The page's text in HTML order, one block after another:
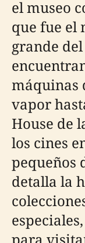
el museo
que fue el
grande
máquinas
vapor
House de
los cines
pequeños
detalla la